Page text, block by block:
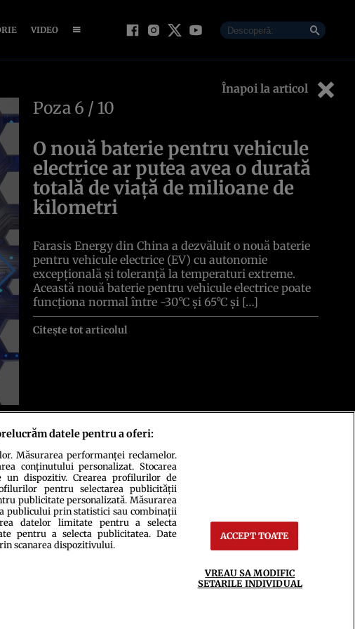
VIDEO
Înapoi la articol
Poza 6 / 10
O nouă baterie pentru vehicule
electrice ar putea avea o durată
totală de viață de milioane de
kilometri
Farasis Energy din China a dezvăluit o nouă baterie
pentru vehicule electrice (EV) cu autonomie
excepțională și toleranță la temperaturi extreme.
Această nouă baterie pentru vehicule electrice poate
funcționa normal între -30°C și 65°C și […]
Citește tot articolul
ContactSetări Cookies
datele pentru a oferi:
Măsurarea performanței reclamelor.
conținutului personalizat. Stocarea
un dispozitiv. Crearea profilurilor de
pentru selectarea publicității
publicitate personalizată. Măsurarea
publicului prin statistici sau combinații
datelor limitate pentru a selecta
pentru a selecta publicitatea. Date
scanarea dispozitivului.
ACCEPT TOATE
VREAU SA MODIFIC
SETARILE INDIVIDUAL